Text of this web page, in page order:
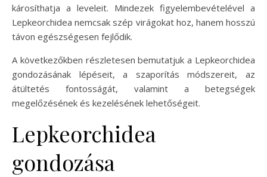
károsíthatja a leveleit. Mindezek figyelembevételével a
Lepkeorchidea nemcsak szép virágokat hoz, hanem hosszú
távon egészségesen fejlődik.
A következőkben részletesen bemutatjuk a Lepkeorchidea
gondozásának lépéseit, a szaporítás módszereit, az
átültetés fontosságát, valamint a betegségek
megelőzésének és kezelésének lehetőségeit.
Lepkeorchidea
gondozása